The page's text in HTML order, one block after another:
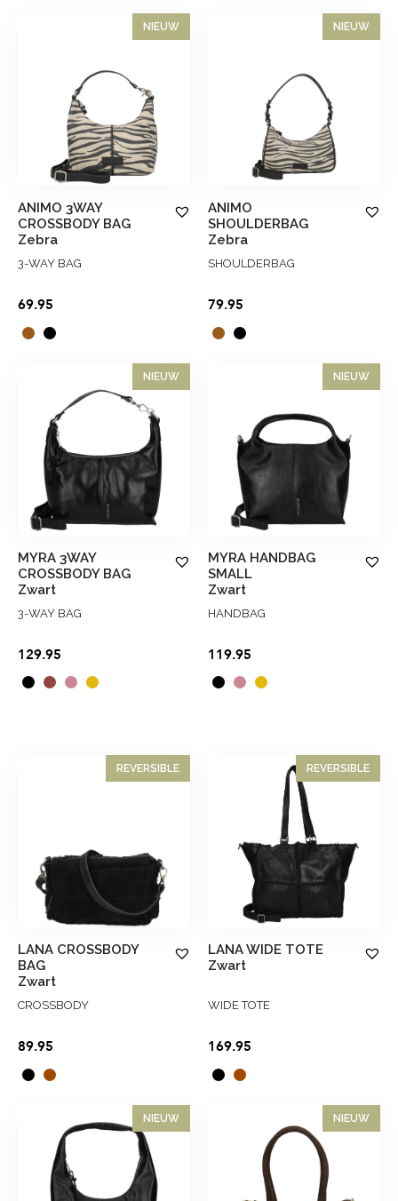
NIEUW
ANIMO 3WAY
CROSSBODY BAG
Zebra
3-WAY BAG
69.95
NIEUW
ANIMO
SHOULDERBAG
Zebra
SHOULDERBAG
79.95
NIEUW
MYRA 3WAY
CROSSBODY BAG
Zwart
3-WAY BAG
129.95
NIEUW
MYRA HANDBAG
SMALL
Zwart
HANDBAG
119.95
REVERSIBLE
LANA CROSSBODY
BAG
Zwart
CROSSBODY
89.95
REVERSIBLE
LANA WIDE TOTE
Zwart
WIDE TOTE
169.95
NIEUW NIEUW